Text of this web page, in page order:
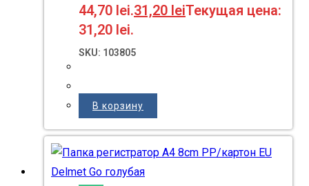
44,70 lei.31,20 leiТекущая цена:
31,20 lei.
SKU: 103805
В корзину